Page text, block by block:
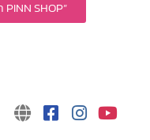
SHOP”